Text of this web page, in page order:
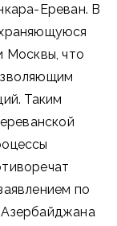
Ереван. В
Москвы, что
Таким
по